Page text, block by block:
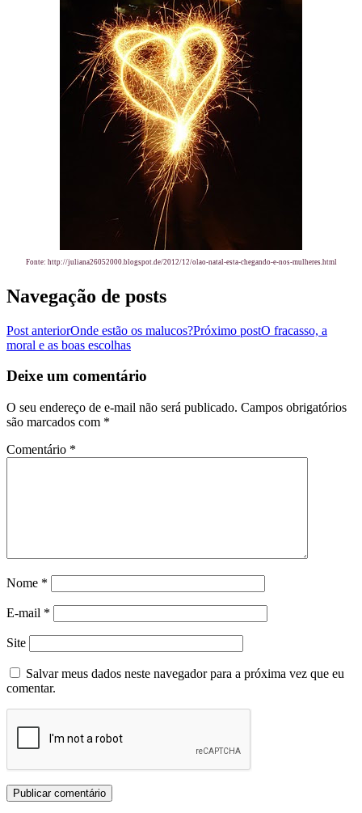
Fonte: http://juliana26052000.blogspot.de/2012/12/olao-natal-esta-chegando-e-nos-mulheres.html
Navegação de posts
Post anteriorOnde estão os malucos?Próximo postO fracasso, a
moral e as boas escolhas
Deixe um comentário
O seu endereço de e-mail não será publicado. Campos obrigatórios
são marcados com *
Comentário *
Nome *
E-mail *
Site
Salvar meus dados neste navegador para a próxima vez que eu
comentar.